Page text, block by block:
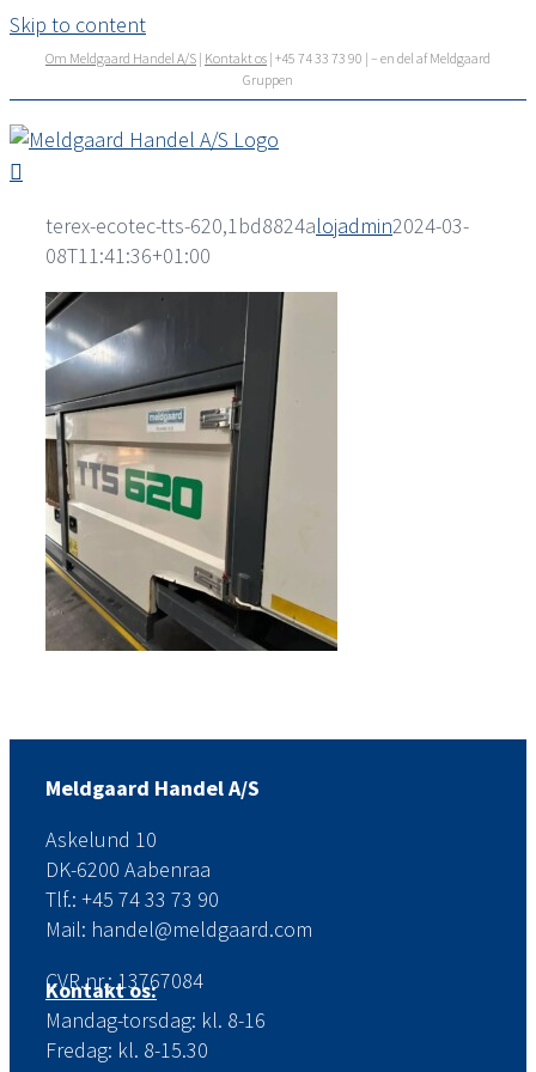
Skip to content
Om Meldgaard Handel A/S | Kontakt os | +45 74 33 73 90 | – en del af Meldgaard
Gruppen
terex-ecotec-tts-620,1bd8824alojadmin2024-03-
08T11:41:36+01:00
Meldgaard Handel A/S
Askelund 10
DK-6200 Aabenraa
Tlf.: +45 74 33 73 90
Mail: handel@meldgaard.com
CVR.nr.: 13767084
Kontakt os:
Mandag-torsdag: kl. 8-16
Fredag: kl. 8-15.30